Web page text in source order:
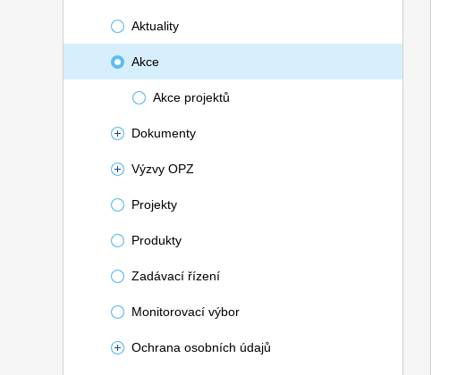
Aktuality
Akce
Akce projektů
Dokumenty
Výzvy OPZ
Projekty
Produkty
Zadávací řízení
Monitorovací výbor
Ochrana osobních údajů